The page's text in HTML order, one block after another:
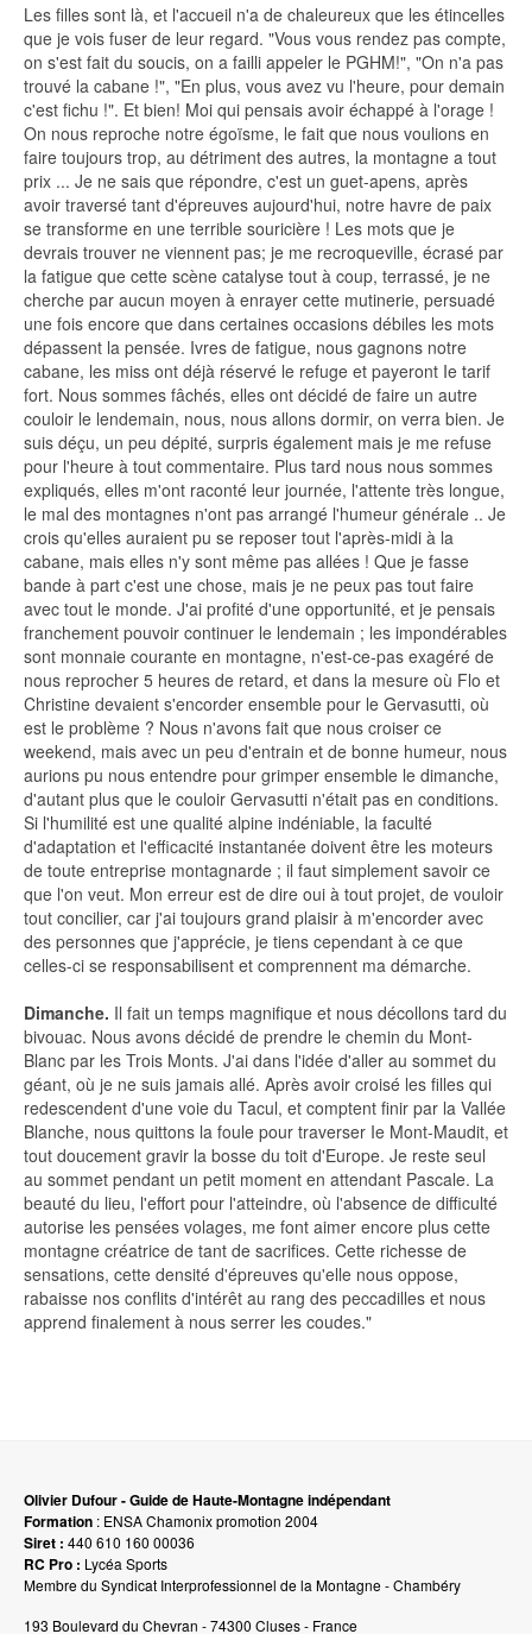
Les filles sont là, et l'accueil n'a de chaleureux que les étincelles
que je vois fuser de leur regard. "Vous vous rendez pas compte,
on s'est fait du soucis, on a failli appeler le PGHM!", "On n'a pas
trouvé la cabane !", "En plus, vous avez vu l'heure, pour demain
c'est fichu !". Et bien! Moi qui pensais avoir échappé à l'orage !
On nous reproche notre égoïsme, le fait que nous voulions en
faire toujours trop, au détriment des autres, la montagne a tout
prix ... Je ne sais que répondre, c'est un guet-apens, après
avoir traversé tant d'épreuves aujourd'hui, notre havre de paix
se transforme en une terrible souricière ! Les mots que je
devrais trouver ne viennent pas; je me recroqueville, écrasé par
la fatigue que cette scène catalyse tout à coup, terrassé, je ne
cherche par aucun moyen à enrayer cette mutinerie, persuadé
une fois encore que dans certaines occasions débiles les mots
dépassent la pensée. Ivres de fatigue, nous gagnons notre
cabane, les miss ont déjà réservé le refuge et payeront Ie tarif
fort. Nous sommes fâchés, elles ont décidé de faire un autre
couloir le lendemain, nous, nous allons dormir, on verra bien. Je
suis déçu, un peu dépité, surpris également mais je me refuse
pour l'heure à tout commentaire. Plus tard nous nous sommes
expliqués, elles m'ont raconté leur journée, l'attente très longue,
le mal des montagnes n'ont pas arrangé l'humeur générale .. Je
crois qu'elles auraient pu se reposer tout l'après-midi à la
cabane, mais elles n'y sont même pas allées ! Que je fasse
bande à part c'est une chose, mais je ne peux pas tout faire
avec tout le monde. J'ai profité d'une opportunité, et je pensais
franchement pouvoir continuer le lendemain ; les impondérables
sont monnaie courante en montagne, n'est-ce-pas exagéré de
nous reprocher 5 heures de retard, et dans la mesure où Flo et
Christine devaient s'encorder ensemble pour le Gervasutti, où
est le problème ? Nous n'avons fait que nous croiser ce
weekend, mais avec un peu d'entrain et de bonne humeur, nous
aurions pu nous entendre pour grimper ensemble le dimanche,
d'autant plus que le couloir Gervasutti n'était pas en conditions.
Si l'humilité est une qualité alpine indéniable, la faculté
d'adaptation et l'efficacité instantanée doivent être les moteurs
de toute entreprise montagnarde ; il faut simplement savoir ce
que l'on veut. Mon erreur est de dire oui à tout projet, de vouloir
tout concilier, car j'ai toujours grand plaisir à m'encorder avec
des personnes que j'apprécie, je tiens cependant à ce que
celles-ci se responsabilisent et comprennent ma démarche.
Dimanche. Il fait un temps magnifique et nous décollons tard du
bivouac. Nous avons décidé de prendre le chemin du Mont-
Blanc par les Trois Monts. J'ai dans l'idée d'aller au sommet du
géant, où je ne suis jamais allé. Après avoir croisé les filles qui
redescendent d'une voie du Tacul, et comptent finir par la Vallée
Blanche, nous quittons la foule pour traverser Ie Mont-Maudit, et
tout doucement gravir la bosse du toit d'Europe. Je reste seul
au sommet pendant un petit moment en attendant Pascale. La
beauté du lieu, l'effort pour l'atteindre, où l'absence de difficulté
autorise les pensées volages, me font aimer encore plus cette
montagne créatrice de tant de sacrifices. Cette richesse de
sensations, cette densité d'épreuves qu'elle nous oppose,
rabaisse nos conflits d'intérêt au rang des peccadilles et nous
apprend finalement à nous serrer les coudes."
Olivier Dufour - Guide de Haute-Montagne indépendant
Formation : ENSA Chamonix promotion 2004
Siret : 440 610 160 00036
RC Pro : Lycéa Sports
Membre du Syndicat Interprofessionnel de la Montagne - Chambéry
193 Boulevard du Chevran - 74300 Cluses - France